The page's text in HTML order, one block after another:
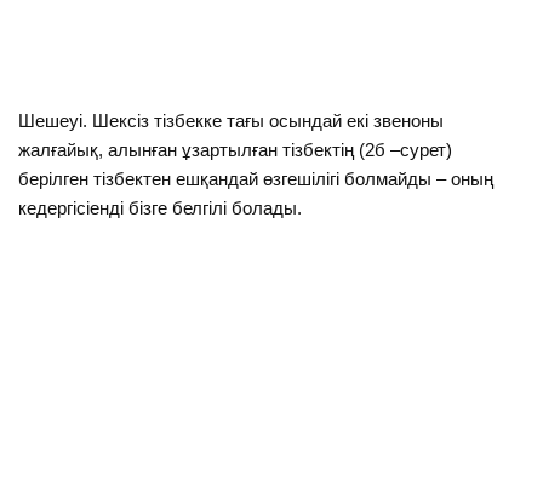
Шешеуі. Шексіз тізбекке тағы осындай екі звеноны
жалғайық, алынған ұзартылған тізбектің (2б –сурет)
берілген тізбектен ешқандай өзгешілігі болмайды – оның
кедергісіенді бізге белгілі болады.